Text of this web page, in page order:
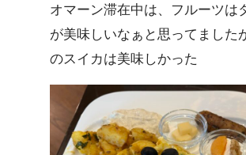
オマーン滞在中は、フルーツは
が美味しいなぁと思ってました
のスイカは美味しかった